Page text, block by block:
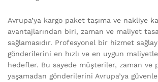
Avrupa’ya kargo paket taşıma ve nakliye
avantajlarından biri, zaman ve maliyet
sağlamasıdır. Profesyonel bir hizmet
gönderilerini en hızlı ve en uygun maliyetle
hedefler. Bu sayede müşteriler, zaman ve
yaşamadan gönderilerini Avrupa’ya